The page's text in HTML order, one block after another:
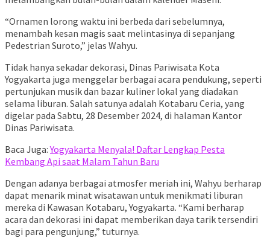
“Ornamen lorong waktu ini berbeda dari sebelumnya,
menambah kesan magis saat melintasinya di sepanjang
Pedestrian Suroto,” jelas Wahyu.
Tidak hanya sekadar dekorasi, Dinas Pariwisata Kota
Yogyakarta juga menggelar berbagai acara pendukung, seperti
pertunjukan musik dan bazar kuliner lokal yang diadakan
selama liburan. Salah satunya adalah Kotabaru Ceria, yang
digelar pada Sabtu, 28 Desember 2024, di halaman Kantor
Dinas Pariwisata.
Baca Juga:Yogyakarta Menyala! Daftar Lengkap Pesta
Kembang Api saat Malam Tahun Baru
Dengan adanya berbagai atmosfer meriah ini, Wahyu berharap
dapat menarik minat wisatawan untuk menikmati liburan
mereka di Kawasan Kotabaru, Yogyakarta. “Kami berharap
acara dan dekorasi ini dapat memberikan daya tarik tersendiri
bagi para pengunjung,” tuturnya.